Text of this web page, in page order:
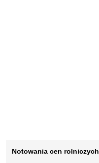
Notowania cen rolniczych